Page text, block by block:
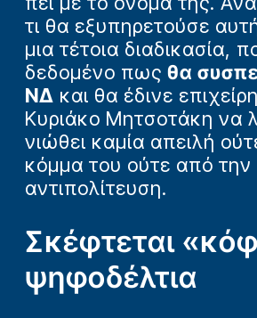
τι θα εξυπηρετούσε
μια τέτοια διαδικασία,
δεδομένο πως θα
ΝΔ και θα έδινε
Κυριάκο Μητσοτάκη να
νιώθει καμία απειλή
κόμμα του ούτε από την
αντιπολίτευση.
Σκέφτεται
ψηφοδέλτια